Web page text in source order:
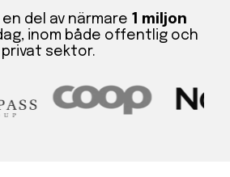
del av närmare 1 miljon
inom både offentlig och
privat sektor.